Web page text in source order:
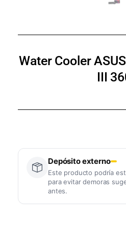
Water Cooler
III
Depósito externo
Este producto podría
para evitar demoras
antes.